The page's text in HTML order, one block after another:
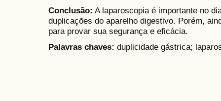
Conclusão: A laparoscopia é importante no
duplicações do aparelho digestivo. Porém,
para provar sua segurança e eficácia.
Palavras chaves: duplicidade gástrica;